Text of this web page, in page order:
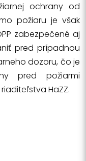
ochrany od
požiaru je však
zabezpečené aj
pred prípadnou
dozoru, čo je
pred požiarmi
HaZZ.